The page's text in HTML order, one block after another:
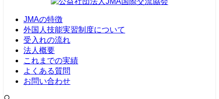
JMAの特徴
外国人技能実習制度について
受入れの流れ
法人概要
これまでの実績
よくある質問
お問い合わせ